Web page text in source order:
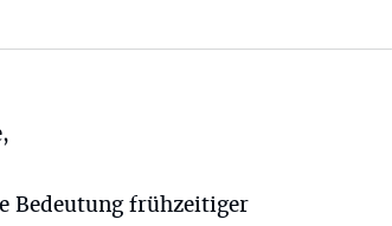
Bedeutung frühzeitiger